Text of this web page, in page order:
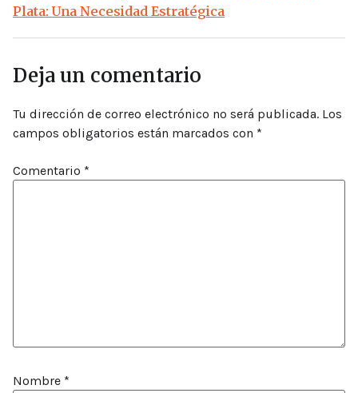
Plata: Una Necesidad Estratégica
Deja un comentario
Tu dirección de correo electrónico no será publicada. Los
campos obligatorios están marcados con *
Comentario *
Nombre *